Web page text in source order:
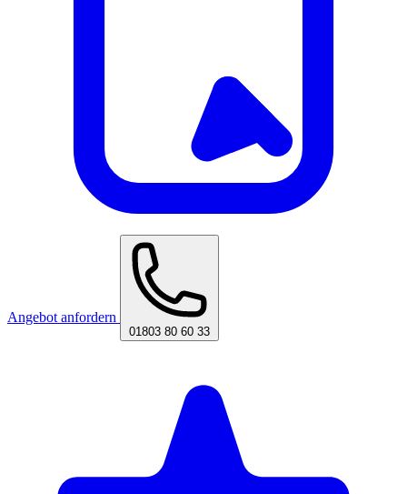
Angebot anfordern
01803 80 60 33